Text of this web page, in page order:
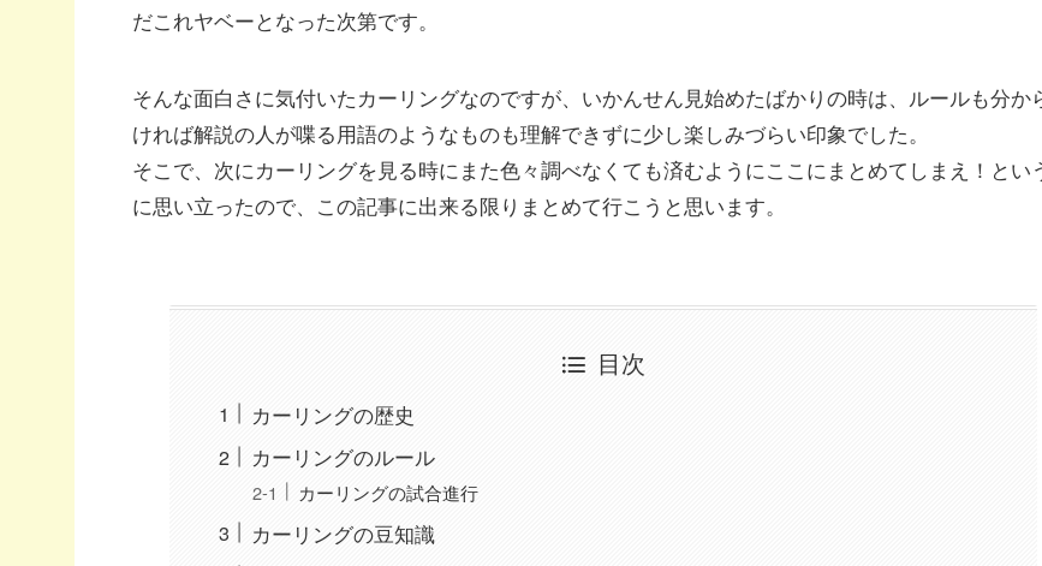
だこれヤベーとなった次第です。
そんな面白さに気付いたカーリングなのですが、いかんせん見始めたばかりの時は、ルールも分か
ければ解説の人が喋る用語のようなものも理解できずに少し楽しみづらい印象でした。
そこで、次にカーリングを見る時にまた色々調べなくても済むようにここにまとめてしまえ！とい
に思い立ったので、この記事に出来る限りまとめて行こうと思います。
目次
カーリングの歴史
カーリングのルール
カーリングの試合進行
カーリングの豆知識